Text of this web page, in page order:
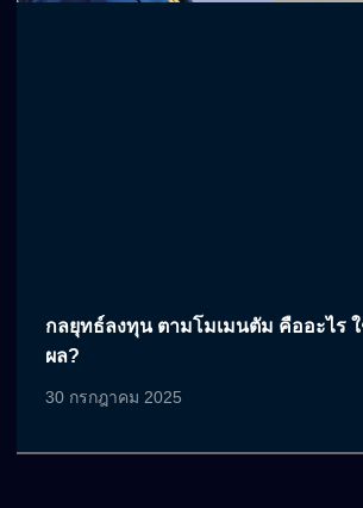
กลยุทธ์ลงทุน ตามโมเมนตัม คืออะไร ใ
ผล?
30 กรกฎาคม 2025